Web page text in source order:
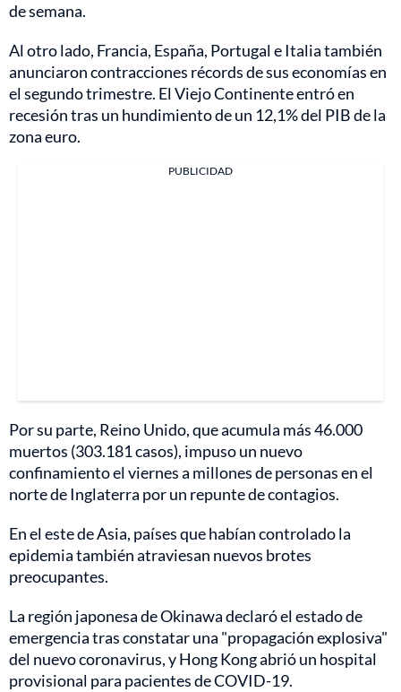
de semana.
Al otro lado, Francia, España, Portugal e Italia también
anunciaron contracciones récords de sus economías en
el segundo trimestre. El Viejo Continente entró en
recesión tras un hundimiento de un 12,1% del PIB de la
zona euro.
PUBLICIDAD
Por su parte, Reino Unido, que acumula más 46.000
muertos (303.181 casos), impuso un nuevo
confinamiento el viernes a millones de personas en el
norte de Inglaterra por un repunte de contagios.
En el este de Asia, países que habían controlado la
epidemia también atraviesan nuevos brotes
preocupantes.
La región japonesa de Okinawa declaró el estado de
emergencia tras constatar una "propagación explosiva"
del nuevo coronavirus, y Hong Kong abrió un hospital
provisional para pacientes de COVID-19.